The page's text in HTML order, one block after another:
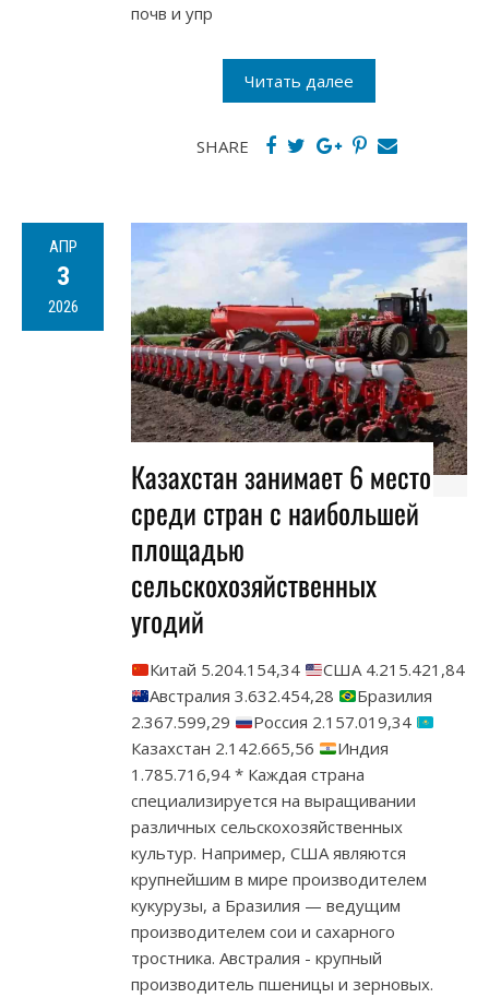
почв и упр
Читать далее
SHARE
АПР
3
2026
Казахстан занимает 6 место
среди стран с наибольшей
площадью
сельскохозяйственных
угодий
Китай 5.204.154,34
США 4.215.421,84
Австралия 3.632.454,28
Бразилия
2.367.599,29
Россия 2.157.019,34
Казахстан 2.142.665,56
Индия
1.785.716,94 * Каждая страна
специализируется на выращивании
различных сельскохозяйственных
культур. Например, США являются
крупнейшим в мире производителем
кукурузы, а Бразилия — ведущим
производителем сои и сахарного
тростника. Австралия - крупный
производитель пшеницы и зерновых.